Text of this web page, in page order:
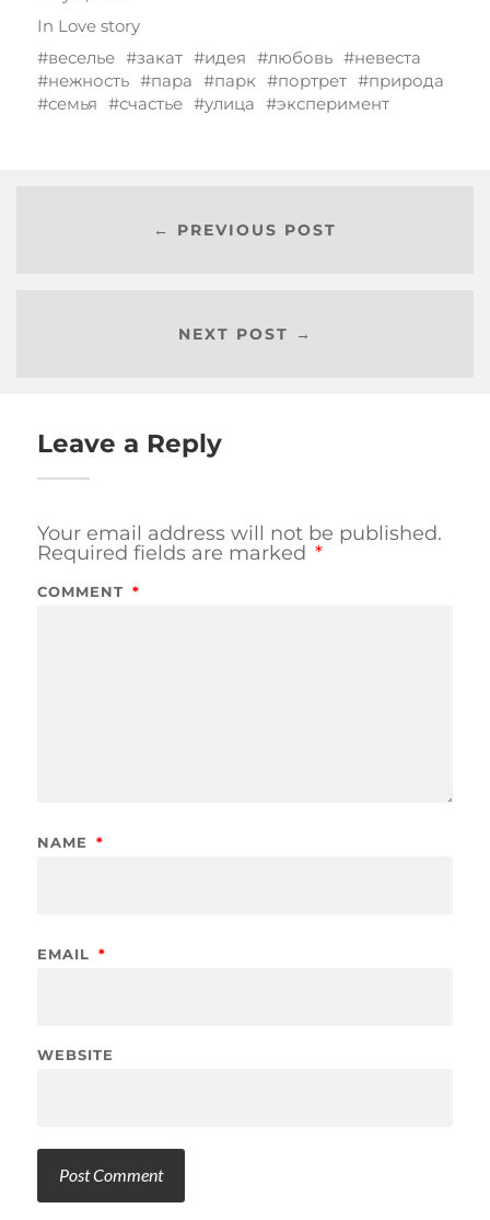
In Love story
веселье
закат идея любовь
невеста
нежность
пара парк портрет
природа
семья
счастье улица эксперимент
← PREVIOUS POST
NEXT POST →
Leave a Reply
Your email address will not be published.
Required fields are marked *
COMMENT *
NAME *
EMAIL *
WEBSITE